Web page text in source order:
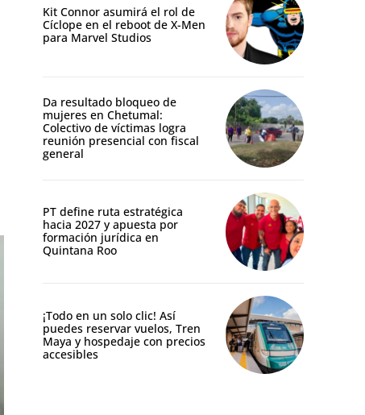
Kit Connor asumirá el rol de
Cíclope en el reboot de X-Men
para Marvel Studios
Da resultado bloqueo de
mujeres en Chetumal:
Colectivo de víctimas logra
reunión presencial con fiscal
general
PT define ruta estratégica
hacia 2027 y apuesta por
formación jurídica en
Quintana Roo
¡Todo en un solo clic! Así
puedes reservar vuelos, Tren
Maya y hospedaje con precios
accesibles